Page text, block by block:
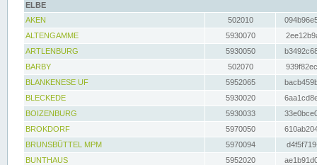
ELBE
AKEN
502010
ALTENGAMME
5930070
ARTLENBURG
5930050
BARBY
502070
BLANKENESE UF
5952065
BLECKEDE
5930020
BOIZENBURG
5930033
BROKDORF
5970050
BRUNSBÜTTEL MPM
5970094
BUNTHAUS
5952020